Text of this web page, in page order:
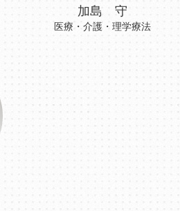
加島 守
医療・介護・理学療法